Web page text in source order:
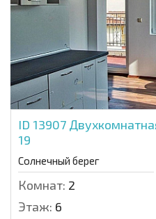
ID 13907
19
Солнечный берег
Комнат: 2
Этаж: 6